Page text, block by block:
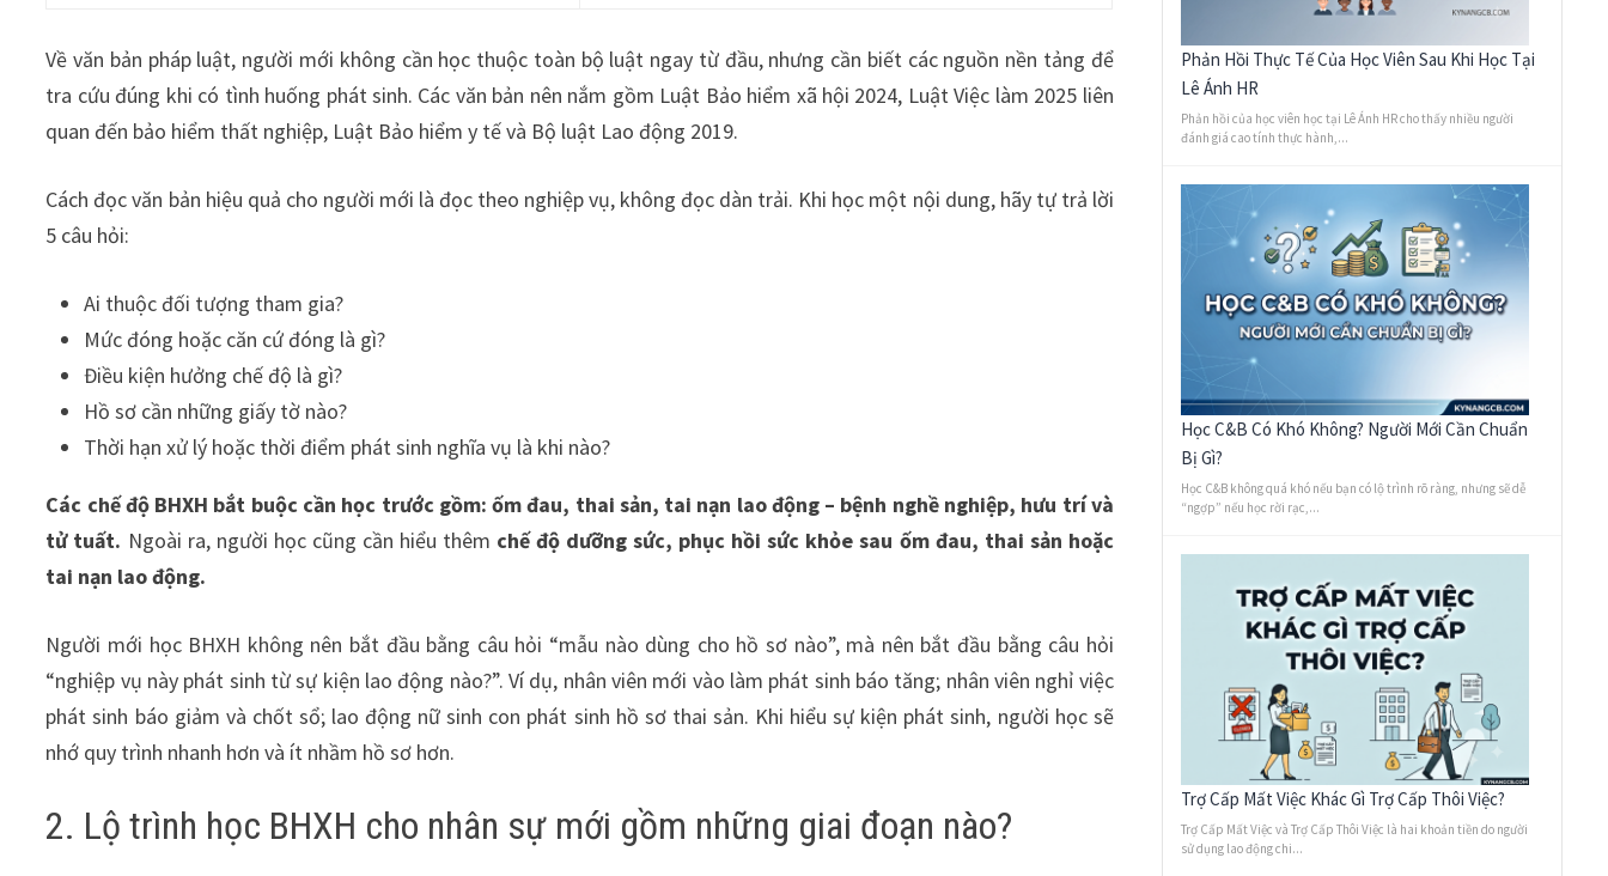
Về văn bản pháp luật, người mới không cần học thuộc toàn bộ luật ngay từ đầu, nhưng cần biết các nguồn nền tảng để
tra cứu đúng khi có tình huống phát sinh. Các văn bản nên nắm gồm Luật Bảo hiểm xã hội 2024, Luật Việc làm 2025 liên
quan đến bảo hiểm thất nghiệp, Luật Bảo hiểm y tế và Bộ luật Lao động 2019.
Cách đọc văn bản hiệu quả cho người mới là đọc theo nghiệp vụ, không đọc dàn trải. Khi học một nội dung, hãy tự trả lời
5 câu hỏi:
Ai thuộc đối tượng tham gia?
Mức đóng hoặc căn cứ đóng là gì?
Điều kiện hưởng chế độ là gì?
Hồ sơ cần những giấy tờ nào?
Thời hạn xử lý hoặc thời điểm phát sinh nghĩa vụ là khi nào?
Các chế độ BHXH bắt buộc cần học trước gồm: ốm đau, thai sản, tai nạn lao động – bệnh nghề nghiệp, hưu trí và
tử tuất. Ngoài ra, người học cũng cần hiểu thêm chế độ dưỡng sức, phục hồi sức khỏe sau ốm đau, thai sản hoặc
tai nạn lao động.
Người mới học BHXH không nên bắt đầu bằng câu hỏi “mẫu nào dùng cho hồ sơ nào”, mà nên bắt đầu bằng câu hỏi
“nghiệp vụ này phát sinh từ sự kiện lao động nào?”. Ví dụ, nhân viên mới vào làm phát sinh báo tăng; nhân viên nghỉ việc
phát sinh báo giảm và chốt sổ; lao động nữ sinh con phát sinh hồ sơ thai sản. Khi hiểu sự kiện phát sinh, người học sẽ
nhớ quy trình nhanh hơn và ít nhầm hồ sơ hơn.
2. Lộ trình học BHXH cho nhân sự mới gồm những giai đoạn nào?
Phản Hồi Thực Tế Của Học Viên Sau Khi Học Tại
Lê Ánh HR
Phản hồi của học viên học tại Lê Ánh HR cho thấy nhiều người
đánh giá cao tính thực hành,...
Học C&B Có Khó Không? Người Mới Cần Chuẩn
Bị Gì?
Học C&B không quá khó nếu bạn có lộ trình rõ ràng, nhưng sẽ dễ
“ngợp” nếu học rời rạc,...
Trợ Cấp Mất Việc Khác Gì Trợ Cấp Thôi Việc?
Trợ Cấp Mất Việc và Trợ Cấp Thôi Việc là hai khoản tiền do người
sử dụng lao động chi...